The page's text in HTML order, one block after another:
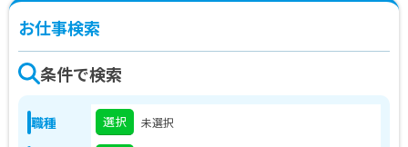
お仕事検索
条件で検索
職種 選択 未選択